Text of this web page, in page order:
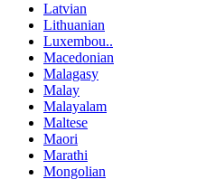
Latvian
Lithuanian
Luxembou..
Macedonian
Malagasy
Malay
Malayalam
Maltese
Maori
Marathi
Mongolian